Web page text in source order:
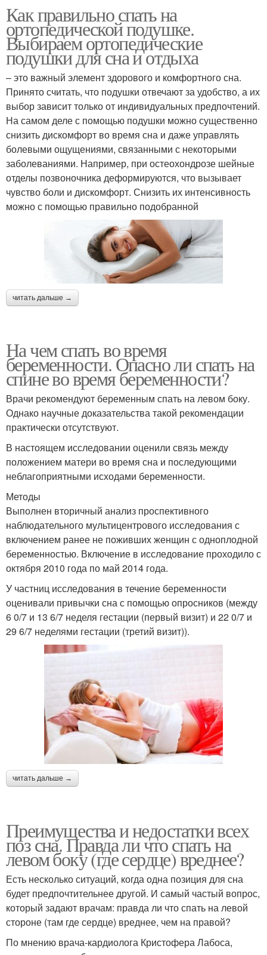
Как правильно спать на
ортопедической подушке.
Выбираем ортопедические
подушки для сна и отдыха
– это важный элемент здорового и комфортного сна.
Принято считать, что подушки отвечают за удобство, а их
выбор зависит только от индивидуальных предпочтений.
На самом деле с помощью подушки можно существенно
снизить дискомфорт во время сна и даже управлять
болевыми ощущениями, связанными с некоторыми
заболеваниями. Например, при остеохондрозе шейные
отделы позвоночника деформируются, что вызывает
чувство боли и дискомфорт. Снизить их интенсивность
можно с помощью правильно подобранной
читать дальше →
На чем спать во время
беременности. Опасно ли спать на
спине во время беременности?
Врачи рекомендуют беременным спать на левом боку.
Однако научные доказательства такой рекомендации
практически отсутствуют.
В настоящем исследовании оценили связь между
положением матери во время сна и последующими
неблагоприятными исходами беременности.
Методы
Выполнен вторичный анализ проспективного
наблюдательного мультицентрового исследования с
включением ранее не поживших женщин с одноплодной
беременностью. Включение в исследование проходило с
октября 2010 года по май 2014 года.
У частниц исследования в течение беременности
оценивали привычки сна с помощью опросников (между
6 0/7 и 13 6/7 неделя гестации (первый визит) и 22 0/7 и
29 6/7 неделями гестации (третий визит)).
читать дальше →
Преимущества и недостатки всех
поз сна. Правда ли что спать на
левом боку (где сердце) вреднее?
Есть несколько ситуаций, когда одна позиция для сна
будет предпочтительнее другой. И самый частый вопрос,
который задают врачам: правда ли что спать на левой
стороне (там где сердце) вреднее, чем на правой?
По мнению врача-кардиолога Кристофера Лабоса,